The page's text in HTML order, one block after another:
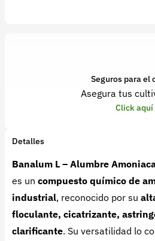
Seguros para el
Asegura tus
Click aquí
Detalles
Banalum L – Alumbre
es un compuesto químico de
industrial, reconocido por su
floculante, cicatrizante,
clarificante. Su versatilidad lo